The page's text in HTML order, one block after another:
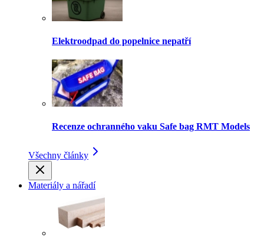
Elektroodpad do popelnice nepatří
Recenze ochranného vaku Safe bag RMT Models
Všechny články
Materiály a nářadí